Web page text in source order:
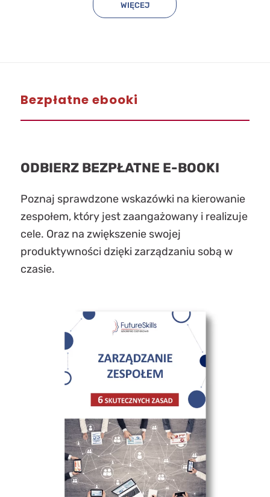
WIĘCEJ
Bezpłatne ebooki
ODBIERZ BEZPŁATNE E-BOOKI
Poznaj sprawdzone wskazówki na kierowanie
zespołem, który jest zaangażowany i realizuje
cele. Oraz na zwiększenie swojej
produktywności dzięki zarządzaniu sobą w
czasie.